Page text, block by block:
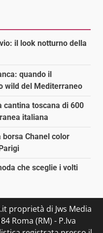
il look notturno della
quando il
wild del Mediterraneo
cantina toscana di 600
italiana
borsa Chanel color
che sceglie i volti
proprietà di Jws Media
Roma (RM) - P.Iva